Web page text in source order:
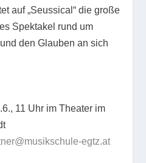
auf „Seussical“ die große
Spektakel rund um
den Glauben an sich
11 Uhr im Theater im
egtz.at